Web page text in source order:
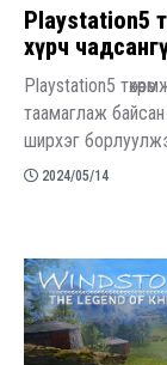
​Playstation5
хүрч
Playstation5
таамаглаж
ширхэг
2024/05/14